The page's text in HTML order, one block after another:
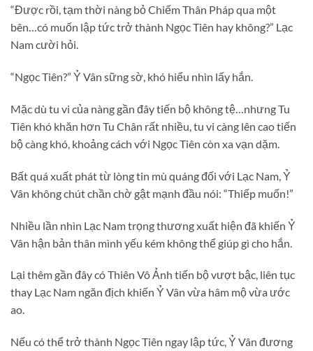
“Được rồi, tạm thời nàng bỏ Chiếm Thân Pháp qua một
bên…có muốn lập tức trở thành Ngọc Tiên hay không?” Lạc
Nam cười hỏi.
“Ngọc Tiên?” Ỷ Vân sững sờ, khó hiểu nhìn lấy hắn.
Mặc dù tu vi của nàng gần đây tiến bộ không tệ…nhưng Tu
Tiên khó khăn hơn Tu Chân rất nhiều, tu vi càng lên cao tiến
bộ càng khó, khoảng cách với Ngọc Tiên còn xa vạn dặm.
Bất quá xuất phát từ lòng tin mù quáng đối với Lạc Nam, Ỷ
Vân không chút chần chờ gật mạnh đầu nói: “Thiếp muốn!”
Nhiều lần nhìn Lạc Nam trọng thương xuất hiện đã khiến Ỷ
Vân hận bản thân mình yếu kém không thể giúp gì cho hắn.
Lại thêm gần đây có Thiên Vô Ảnh tiến bộ vượt bậc, liên tục
thay Lạc Nam ngăn địch khiến Ỷ Vân vừa hâm mộ vừa ước
ao.
Nếu có thể trở thành Ngọc Tiên ngay lập tức, Ỷ Vân đương